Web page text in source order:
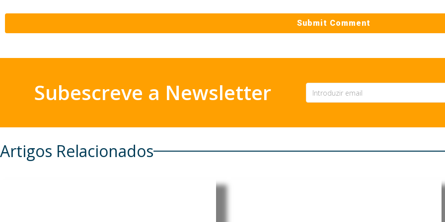
Subescreve a Newsletter
Artigos Relacionados